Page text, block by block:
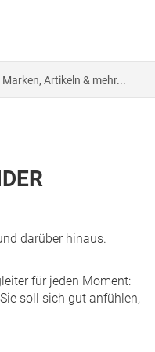
darüber hinaus.
für jeden Moment:
soll sich gut anfühlen,